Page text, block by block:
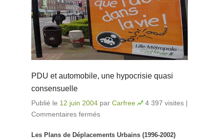
PDU et automobile, une hypocrisie quasi
consensuelle
Publié le 12 juin 2004 par Carfree 4 397 visites |
Commentaires fermés
Les Plans de Déplacements Urbains (1996-2002)